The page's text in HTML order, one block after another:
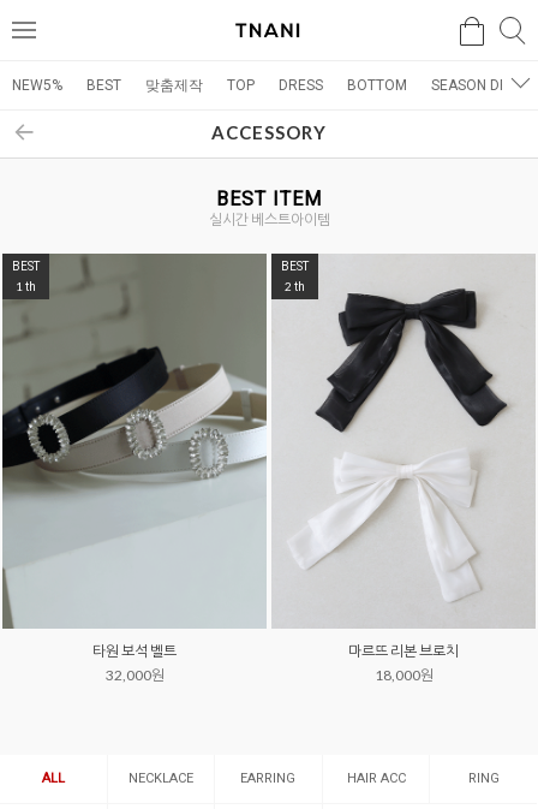
메
검색
NEW5% BEST 맞춤제작 TOP DRESS BOTTOM SEASON DRESS
ACCESSORY
BEST ITEM
실시간 베스트아이템
BEST
1 th
타원 보석 벨트
32,000원
BEST
2 th
마르뜨 리본 브로치
18,000원
ALL NECKLACE EARRING HAIR ACC RING